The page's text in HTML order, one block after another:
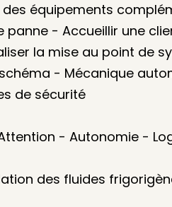
équipements
panne - Accueillir une
la mise au point de
- Mécanique
de sécurité
- Autonomie -
des fluides